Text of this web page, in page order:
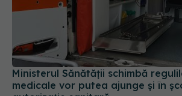
Ministerul Sănătății schimbă
medicale vor putea ajunge și în
autorizație sanitară
30 iul 2026, 16:12